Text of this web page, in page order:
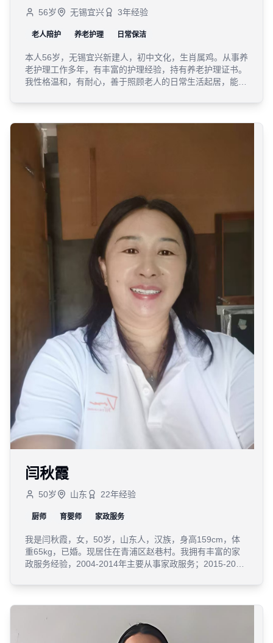
56岁 无锡宜兴 3年经验
老人陪护 养老护理 日常保洁
本人56岁，无锡宜兴新建人，初中文化，生肖属鸡。从事养
老护理工作多年，有丰富的护理经验，持有养老护理证书。
我性格温和，有耐心，善于照顾老人的日常生活起居，能为
闫秋霞
50岁 山东 22年经验
厨师 育婴师 家政服务
我是闫秋霞，女，50岁，山东人，汉族，身高159cm，体
重65kg，已婚。现居住在青浦区赵巷村。我拥有丰富的家
政服务经验，2004-2014年主要从事家政服务；2015-2020
实本分，认真负责，擅长沟通，喜欢孩子，喜欢和孩子互
动。我懂早教，能够引导宝宝良好的生活习惯，与宝宝有效